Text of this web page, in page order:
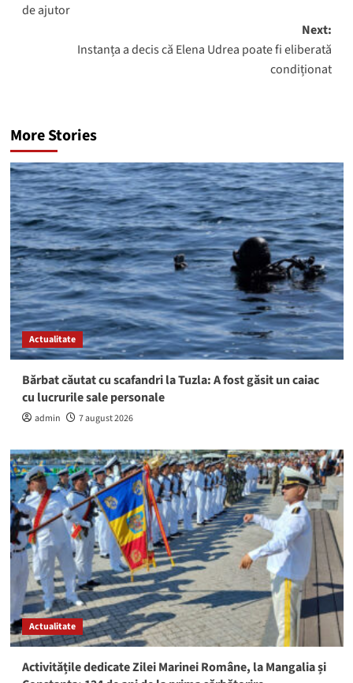
de ajutor
Next:
Instanța a decis că Elena Udrea poate fi eliberată
condiționat
More Stories
Actualitate
Bărbat căutat cu scafandri la Tuzla: A fost găsit un caiac
cu lucrurile sale personale
admin 7 august 2026
Actualitate
Activitățile dedicate Zilei Marinei Române, la Mangalia și